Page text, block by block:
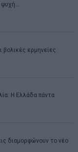
ψυχή…
ερμηνείες
Η Ελλάδα πάντα
διαμορφώνουν το νέο